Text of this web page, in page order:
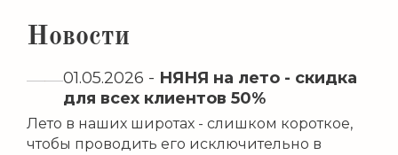
Новости
01.05.2026 - НЯНЯ на лето - скидка
для всех клиентов 50%
Лето в наших широтах - слишком короткое,
чтобы проводить его исключительно в